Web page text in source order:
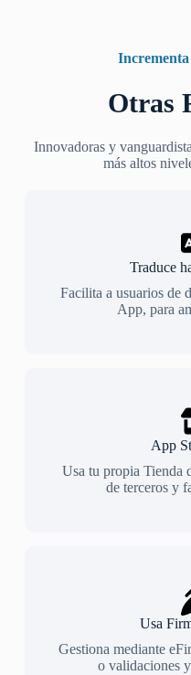
Incrementa
Otras
Innovadoras y
más altos
Traduce
Facilita a usuarios de
App, para
App
Usa tu propia Tienda
de terceros y
Usa
Gestiona mediante
o validaciones